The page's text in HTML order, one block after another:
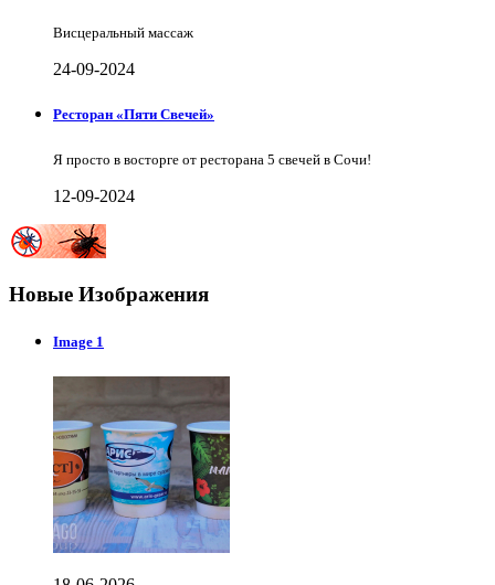
Висцеральный массаж
24-09-2024
Ресторан «Пяти Свечей»
Я просто в восторге от ресторана 5 свечей в Сочи!
12-09-2024
Новые Изображения
Image 1